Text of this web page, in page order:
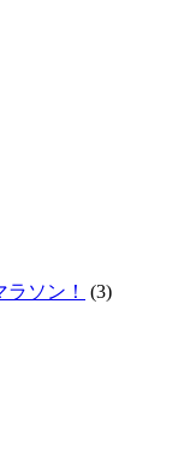
ソン！
(3)